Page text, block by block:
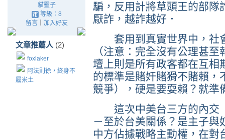
貓靈子
等級：8
留言｜ 加入好友
文章推薦人 (2)
foxlaker
阿法則徐，終身不
履米土
騙，反用計將草頭王的部隊
厭詐，越詐越好．
套用到真實世界中，社
（注意：完全沒有公理甚
壇上則是所有政客都在互相
的標準是賭奸賭猾不賭賴
競爭），硬是要耍賴？就準
這次中美台三方的內交
－至於台美關係？是主子與
中方佔據戰略主動權，在對